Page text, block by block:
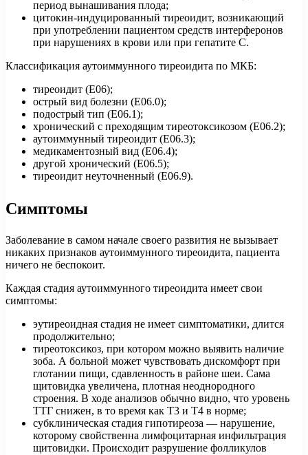
период вынашивания плода;
цитокин-индуцированный тиреоидит, возникающий
при употреблении пациентом средств интерферонов
при нарушениях в крови или при гепатите С.
Классификация аутоиммунного тиреоидита по МКБ:
тиреоидит (Е06);
острый вид болезни (Е06.0);
подострый тип (Е06.1);
хронический с преходящим тиреотоксикозом (Е06.2);
аутоиммунный тиреоидит (Е06.3);
медикаментозный вид (Е06.4);
другой хронический (Е06.5);
тиреоидит неуточненный (Е06.9).
Симптомы
Заболевание в самом начале своего развития не вызывает
никаких признаков аутоиммунного тиреоидита, пациента
ничего не беспокоит.
Каждая стадия аутоиммунного тиреоидита имеет свои
симптомы:
эутиреоидная стадия не имеет симптоматики, длится
продолжительно;
тиреотоксикоз, при котором можно выявить наличие
зоба. А больной может чувствовать дискомфорт при
глотании пищи, сдавленность в районе шеи. Сама
щитовидка увеличена, плотная неоднородного
строения. В ходе анализов обычно видно, что уровень
ТТГ снижен, в то время как Т3 и Т4 в норме;
субклиническая стадия гипотиреоза — нарушение,
которому свойственна лимфоцитарная инфильтрация
щитовидки. Происходит разрушение фолликулов